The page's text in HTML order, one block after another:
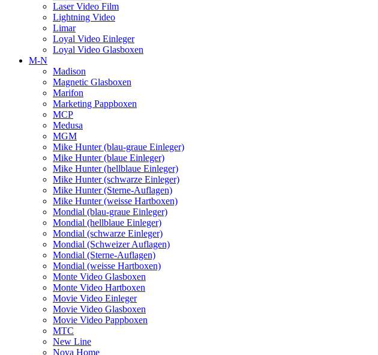
Laser Video Film
Lightning Video
Limar
Loyal Video Einleger
Loyal Video Glasboxen
M-N
Madison
Magnetic Glasboxen
Marifon
Marketing Pappboxen
MCP
Medusa
MGM
Mike Hunter (blau-graue Einleger)
Mike Hunter (blaue Einleger)
Mike Hunter (hellblaue Einleger)
Mike Hunter (schwarze Einleger)
Mike Hunter (Sterne-Auflagen)
Mike Hunter (weisse Hartboxen)
Mondial (blau-graue Einleger)
Mondial (hellblaue Einleger)
Mondial (schwarze Einleger)
Mondial (Schweizer Auflagen)
Mondial (Sterne-Auflagen)
Mondial (weisse Hartboxen)
Monte Video Glasboxen
Monte Video Hartboxen
Movie Video Einleger
Movie Video Glasboxen
Movie Video Pappboxen
MTC
New Line
Nova Home